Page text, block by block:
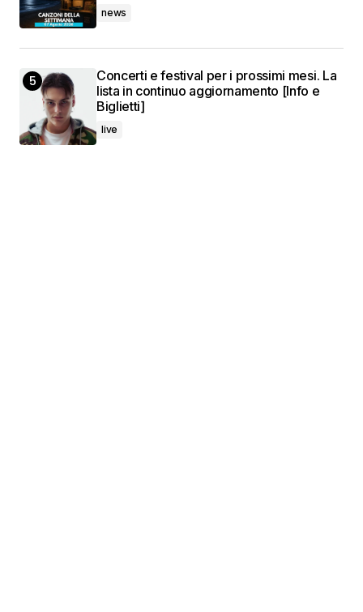
news
Concerti e festival per i prossimi mesi. La
lista in continuo aggiornamento [Info e
Biglietti]
live